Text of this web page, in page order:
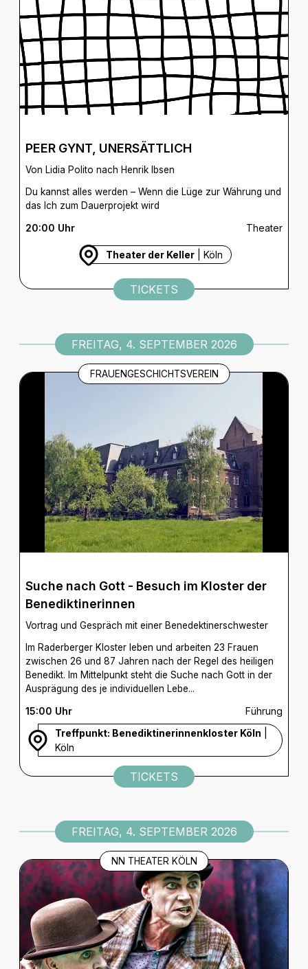
PEER GYNT, UNERSÄTTLICH
Von Lidia Polito nach Henrik Ibsen
Du kannst alles werden – Wenn die Lüge zur Währung und
das Ich zum Dauerprojekt wird
20:00 Uhr Theater
Theater der Keller | Köln
TICKETS
FREITAG, 4. SEPTEMBER 2026
FRAUENGESCHICHTSVEREIN
Suche nach Gott - Besuch im Kloster der
Benediktinerinnen
Vortrag und Gespräch mit einer Benedektinerschwester
Im Raderberger Kloster leben und arbeiten 23 Frauen
zwischen 26 und 87 Jahren nach der Regel des heiligen
Benedikt. Im Mittelpunkt steht die Suche nach Gott in der
Ausprägung des je individuellen Lebe...
15:00 Uhr
Führung
Treffpunkt: Benediktinerinnenkloster Köln
Köln
TICKETS
FREITAG, 4. SEPTEMBER 2026
NN THEATER KÖLN